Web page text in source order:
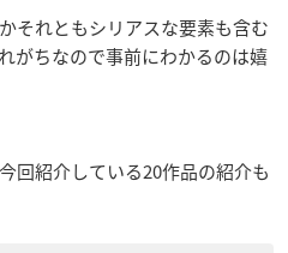
それともシリアスな要素も含む
がちなので事前にわかるのは嬉
回紹介している20作品の紹介も